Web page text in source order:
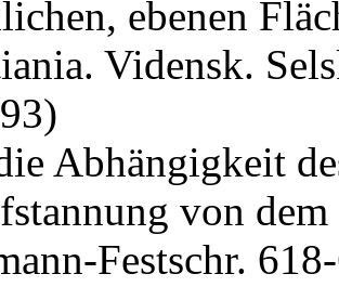
ebenen
Vidensk.
Abhängigkeit
von
Festschr.